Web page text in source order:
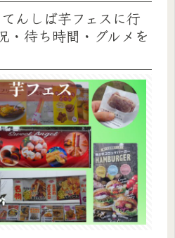
んしば芋フェスに行
・待ち時間・グルメを